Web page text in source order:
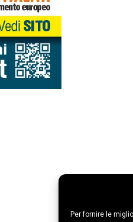
Per fornire le